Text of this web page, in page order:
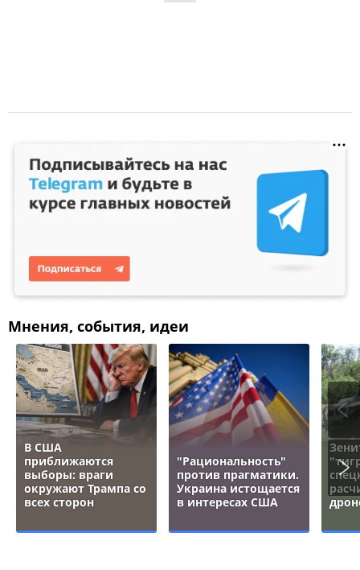
Мнения, события, идеи
В США
приближаются
выборы: враги
окружают Трампа со
всех сторон
"Рациональность"
против прагматики.
Украина истощается
в интересах США